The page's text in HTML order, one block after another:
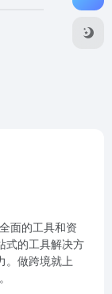
面的工具和资
式的工具解决方
。做跨境就上